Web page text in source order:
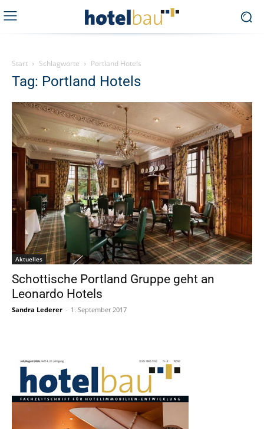
Start Schlagworte Portland Hotels
Tag: Portland Hotels
Aktuelles
Schottische Portland Gruppe geht an
Leonardo Hotels
Sandra Lederer - 1. September 2017